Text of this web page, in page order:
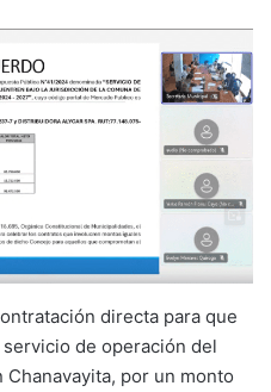
directa para que
de operación del
por un monto